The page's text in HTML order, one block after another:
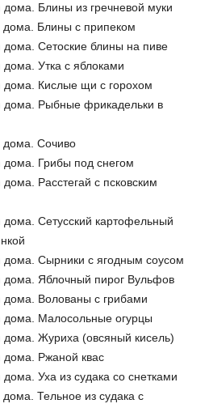
Блины из гречневой муки
дома. Блины с припеком
Сетоские блины на пиве
Утка с яблоками
дома. Кислые щи с горохом
дома. Рыбные фрикадельки в
дома. Сочиво
дома. Грибы под снегом
Расстегай с псковским
Сетусский картофельный
дома. Сырники с ягодным соусом
дома. Яблочный пирог Вульфов
дома. Волованы с грибами
дома. Малосольные огурцы
дома. Журиха (овсяный кисель)
дома. Ржаной квас
Уха из судака со снетками
Тельное из судака с